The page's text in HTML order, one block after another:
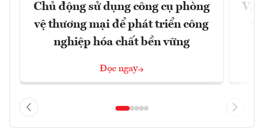
Chủ động sử dụng công cụ phòng
vệ thương mại để phát triển công
nghiệp hóa chất bền vững
Đọc ngay